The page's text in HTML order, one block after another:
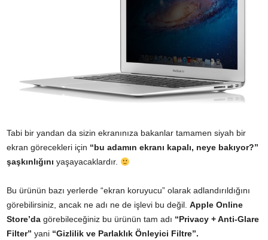
Tabi bir yandan da sizin ekranınıza bakanlar tamamen siyah bir
ekran görecekleri için “bu adamın ekranı kapalı, neye bakıyor?”
şaşkınlığını yaşayacaklardır.
Bu ürünün bazı yerlerde “ekran koruyucu” olarak adlandırıldığını
görebilirsiniz, ancak ne adı ne de işlevi bu değil. Apple Online
Store’da görebileceğiniz bu ürünün tam adı “Privacy + Anti-Glare
Filter” yani “Gizlilik ve Parlaklık Önleyici Filtre”.